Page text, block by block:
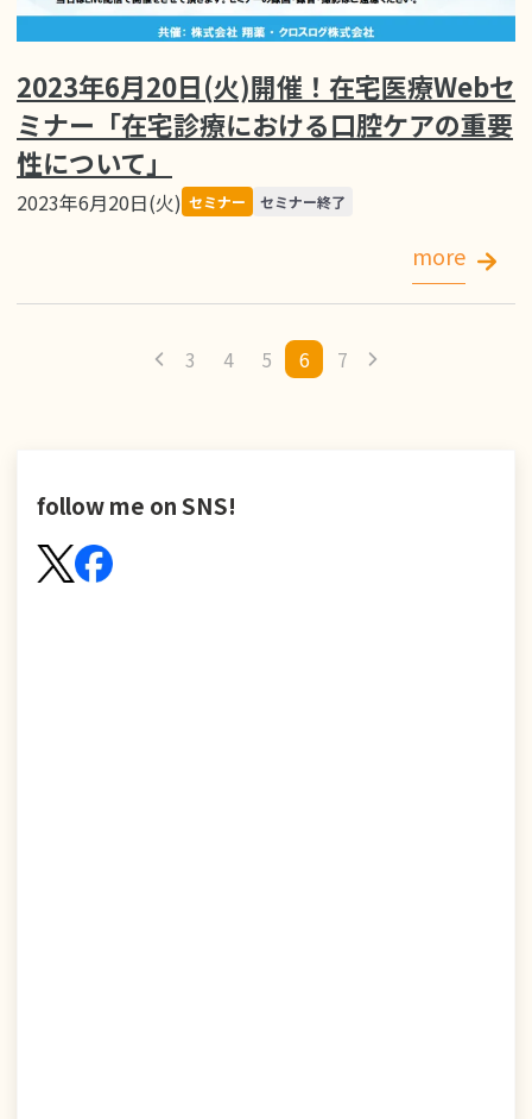
2023年6月20日(火)開催！在宅医療Webセ
ミナー「在宅診療における口腔ケアの重要
性について」
2023年6月20日(火) セミナー セミナー終了
more
3 4 5 6 7
follow me on SNS!